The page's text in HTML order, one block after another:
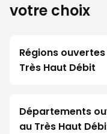
votre choix
Régions
Très Haut Débit
Départements
au Très Haut